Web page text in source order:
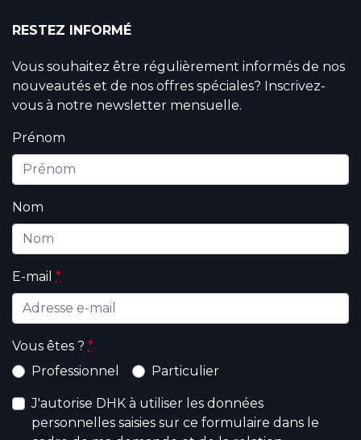
RESTEZ INFORMÉ
Vous souhaitez être régulièrement informés de nos
nouveautés et de nos offres spéciales? Inscrivez-
vous à notre newsletter mensuelle.
Prénom
Nom
E-mail *
Vous êtes ? *
Professionnel
Particulier
J'autorise DHK à utiliser les données
personnelles saisies sur ce formulaire dans le